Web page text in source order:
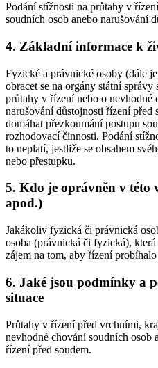
Podání stížnosti na průtahy v
soudních osob anebo narušování
4. Základní informace k
Fyzické a právnické osoby (dále
obracet se na orgány státní
průtahy v řízení nebo o nevhodné
narušování důstojnosti řízení před
domáhat přezkoumání postupu
rozhodovací činnosti. Podání
to neplatí, jestliže se obsahem
nebo přestupku.
5. Kdo je oprávněn v této
apod.)
Jakákoliv fyzická či právnická
osoba (právnická či fyzická),
zájem na tom, aby řízení
6. Jaké jsou podmínky a
situace
Průtahy v řízení před vrchními,
nevhodné chování soudních osob
řízení před soudem.